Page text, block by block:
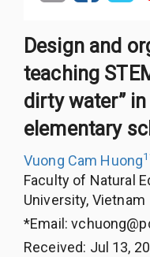
Design and
teaching
dirty water”
elementary
Vuong Cam Huong1
Faculty of Natural
University, Vietnam
*Email:
Received: Jul 13,